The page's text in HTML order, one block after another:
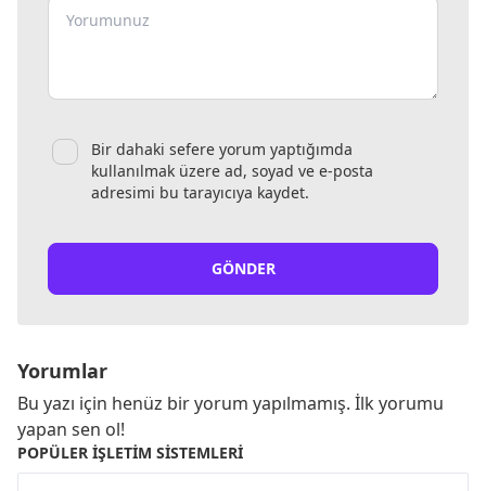
Bir dahaki sefere yorum yaptığımda
kullanılmak üzere ad, soyad ve e-posta
adresimi bu tarayıcıya kaydet.
GÖNDER
Yorumlar
Bu yazı için henüz bir yorum yapılmamış. İlk yorumu
yapan sen ol!
POPÜLER İŞLETIM SISTEMLERI